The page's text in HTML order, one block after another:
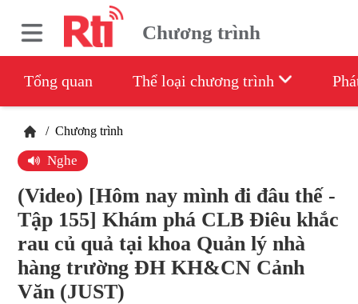
Chương trình
Tổng quan Thể loại chương trình
/ Chương trình
Nghe
(Video) [Hôm nay mình đi đâu thế -
Tập 155] Khám phá CLB Điêu khắc
rau củ quả tại khoa Quản lý nhà
hàng trường ĐH KH&CN Cảnh
Văn (JUST)